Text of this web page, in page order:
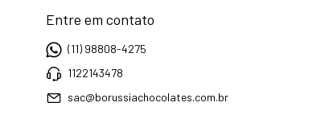
Entre em contato
(11) 98808-4275
1122143478
sac@borussiachocolates.com.br